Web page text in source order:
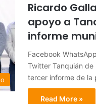
Ricardo
apoyo a
informe
Facebook
Twitter Tanquián de
tercer informe de la
Read More »